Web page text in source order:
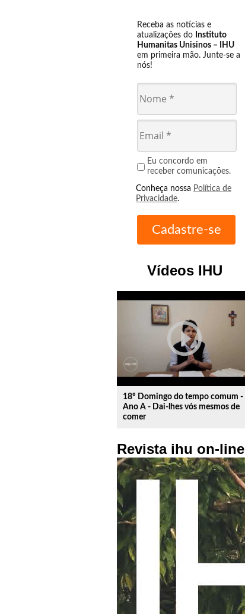
Receba as notícias e
atualizações do Instituto
Humanitas Unisinos – IHU
em primeira mão. Junte-se a
nós!
Eu concordo em
receber comunicações.
Conheça nossa Política de
Privacidade.
Vídeos IHU
play_circle_outline
18º Domingo do tempo comum -
Ano A - Dai-lhes vós mesmos de
comer
Revista ihu on-line